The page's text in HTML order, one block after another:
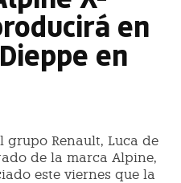
en
en
grupo Renault, Luca de
de la marca Alpine,
este viernes que la